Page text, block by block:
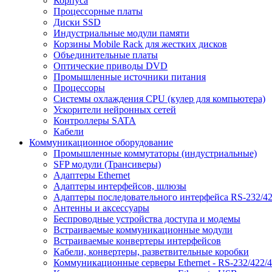
Процессорные платы
Диски SSD
Индустриальные модули памяти
Корзины Mobile Rack для жестких дисков
Объединительные платы
Оптические приводы DVD
Промышленные источники питания
Процессоры
Системы охлаждения CPU (кулер для компьютера)
Ускорители нейронных сетей
Контроллеры SATA
Кабели
Коммуникационное оборудование
Промышленные коммутаторы (индустриальные)
SFP модули (Трансиверы)
Адаптеры Ethernet
Адаптеры интерфейсов, шлюзы
Адаптеры последовательного интерфейса RS-232/
Антенны и аксессуары
Беспроводные устройства доступа и модемы
Встраиваемые коммуникационные модули
Встраиваемые конвертеры интерфейсов
Кабели, конвертеры, разветвительные коробки
Коммуникационные серверы Ethernet - RS-232/422/